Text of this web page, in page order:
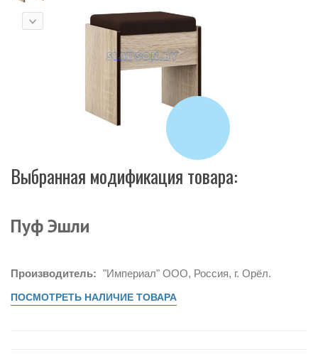
Выбранная модификация товара:
Пуф Эшли
Производитель: "Империал" ООО, Россия, г. Орёл.
ПОСМОТРЕТЬ НАЛИЧИЕ ТОВАРА